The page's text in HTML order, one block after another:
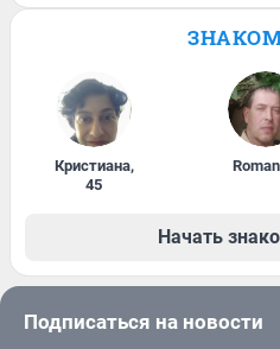
Кристиана,
45
Roman
Начать
Подписаться на новости